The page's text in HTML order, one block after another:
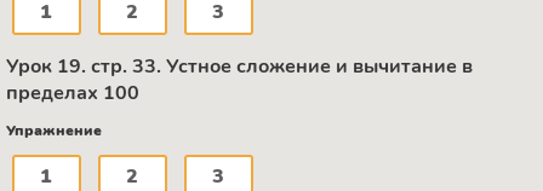
1 2 3
Урок 19. стр. 33. Устное сложение и вычитание в
пределах 100
Упражнение
1 2 3